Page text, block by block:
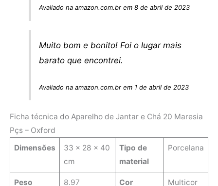
Avaliado na amazon.com.br em 8 de abril de 2023
Muito bom e bonito! Foi o lugar mais
barato que encontrei.
Avaliado na amazon.com.br em 1 de abril de 2023
Ficha técnica do Aparelho de Jantar e Chá 20 Maresia
Pçs – Oxford
Dimensões
‎33 x 28 x 40
cm
Tipo de
material
‎Porcelana
Peso
8.97
Cor Multicor